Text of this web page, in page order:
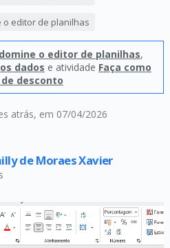
atrás, em 07/04/2026
o editor de planilhas
o editor de planilhas,
dados e atividade Faça como
desconto
de Moraes Xavier